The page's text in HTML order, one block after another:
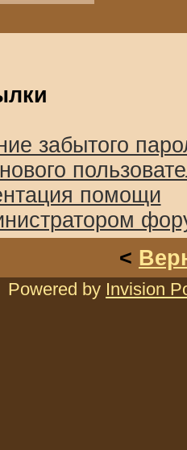
забытого
помощи
<
Powered by Invision